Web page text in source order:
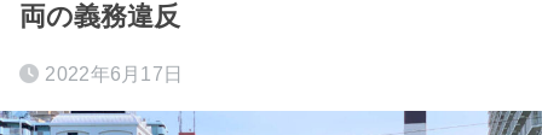
両の義務違反
2022年6月17日